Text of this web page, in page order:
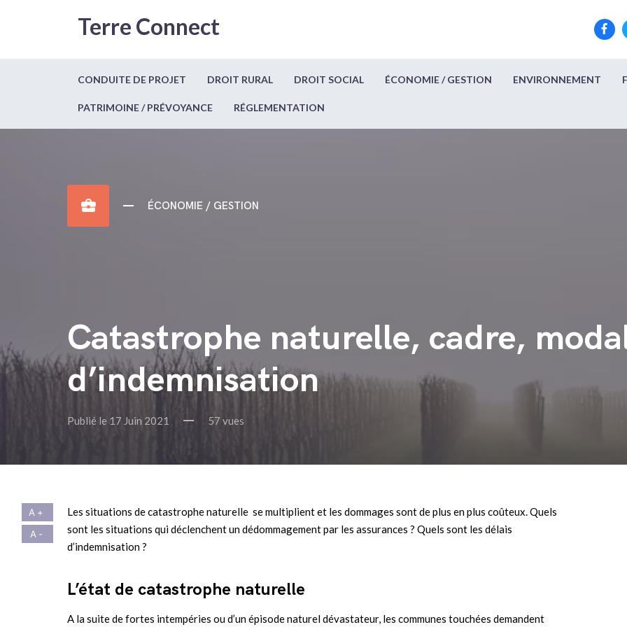
Terre Connect
CONDUITE DE PROJET DROIT RURAL DROIT SOCIAL ÉCONOMIE / GESTION ENVIRONNEMENT
PATRIMOINE / PRÉVOYANCE RÉGLEMENTATION
business_center ÉCONOMIE / GESTION
Catastrophe naturelle, cadre,
d’indemnisation
Publié le 17 Juin 2021 57 vues
Les situations de catastrophe naturelle se multiplient et les dommages sont de plus en plus coûteux. Quels
sont les situations qui déclenchent un dédommagement par les assurances ? Quels sont les délais
d’indemnisation ?
L’état de catastrophe naturelle
A la suite de fortes intempéries ou d’un épisode naturel dévastateur, les communes touchées demandent